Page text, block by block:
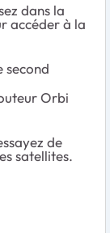
dans la
accéder à la
second
Orbi
de
satellites.